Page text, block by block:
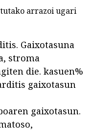
arrazoi ugari
Gaixotasuna
stroma
die. kasuen%
gaixotasun
gaixotasun.